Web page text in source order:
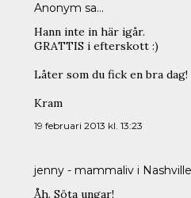
Anonym sa…
Hann inte in här igår.
GRATTIS i efterskott :)
Låter som du fick en bra dag!
Kram
19 februari 2013 kl. 13:23
jenny - mammaliv i Nashville
Åh. Söta ungar!